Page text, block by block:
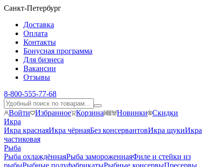
Санкт-Петербург
Доставка
Оплата
Контакты
Бонусная программа
Для бизнеса
Вакансии
Отзывы
8-800-555-77-68
Войти Избранное Корзина Новинки Скидки
Икра
Икра краснаяИкра чёрнаяБез консервантовИкра щукиИкра
частиковая
Рыба
Рыба охлаждённаяРыба замороженнаяФиле и стейки из
рыбыРыбные полуфабрикатыРыбные консервыПресервы